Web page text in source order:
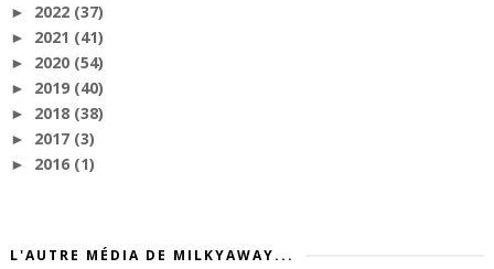
► 2022 (37)
► 2021 (41)
► 2020 (54)
► 2019 (40)
► 2018 (38)
► 2017 (3)
► 2016 (1)
L'AUTRE MÉDIA DE MILKYAWAY...